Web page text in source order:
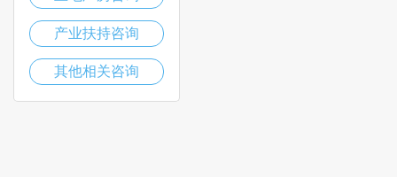
产业扶持咨询
其他相关咨询